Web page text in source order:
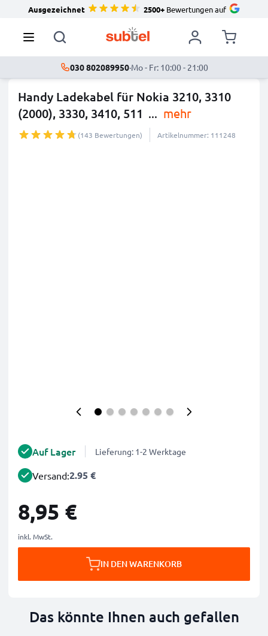
Ausgezeichnet 2500+Bewertungen auf
030 802089950·Mo - Fr: 10:00 - 21:00
Handy Ladekabel für Nokia 3210, 3310
(2000), 3330, 3410, 511 ... mehr
(143 Bewertungen) Artikelnummer: 111248
Auf Lager Lieferung: 1-2 Werktage
Versand:2.95 €
8,95 €
inkl. MwSt.
IN DEN WARENKORB
Das könnte Ihnen auch gefallen